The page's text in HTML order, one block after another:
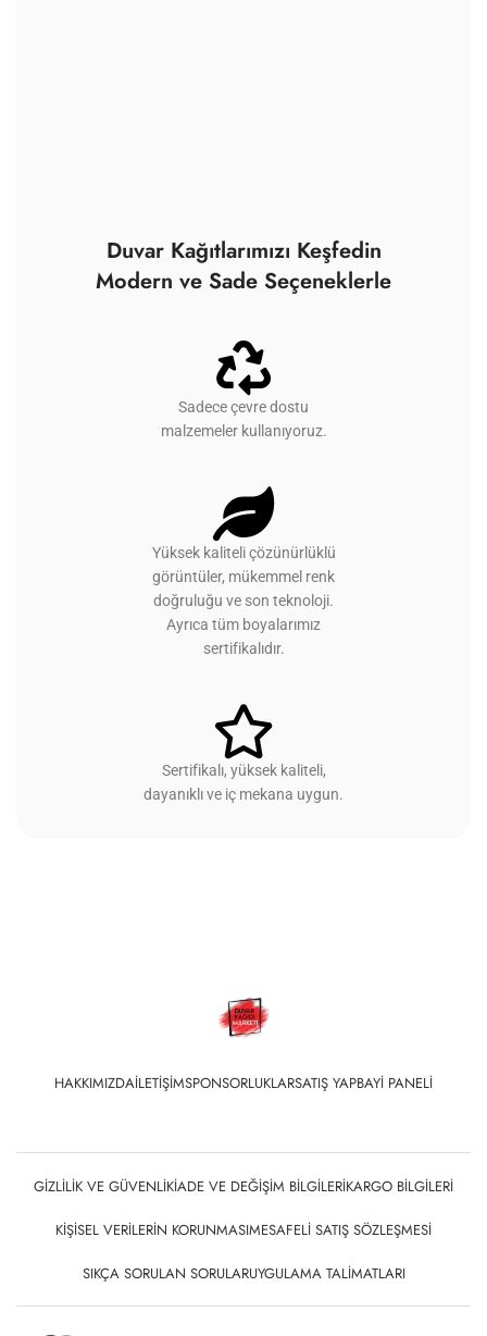
Duvar Kağıtlarımızı Keşfedin
Modern ve Sade Seçeneklerle
Sadece çevre dostu
malzemeler kullanıyoruz.
Yüksek kaliteli çözünürlüklü
görüntüler, mükemmel renk
doğruluğu ve son teknoloji.
Ayrıca tüm boyalarımız
sertifikalıdır.
Sertifikalı, yüksek kaliteli,
dayanıklı ve iç mekana uygun.
HAKKIMIZDAİLETIŞIMSPONSORLUKLARSATIŞ YAPBAYI PANELI
GIZLILIK VE GÜVENLIKİADE VE DEĞIŞIM BILGILERIKARGO BILGILERI
KIŞISEL VERILERIN KORUNMASIMESAFELI SATIŞ SÖZLEŞMESI
SIKÇA SORULAN SORULARUYGULAMA TALIMATLARI